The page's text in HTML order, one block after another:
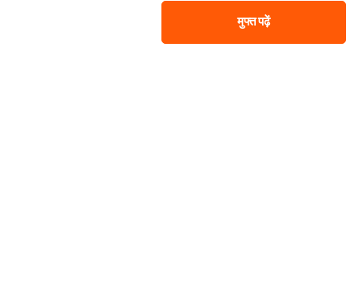
मुफ्त पढ़ें